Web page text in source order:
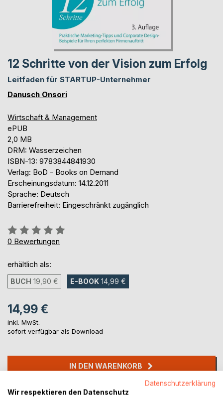
12 Schritte von der Vision zum Erfolg
Leitfaden für STARTUP-Unternehmer
Danusch Onsori
Wirtschaft & Management
ePUB
2,0 MB
DRM: Wasserzeichen
ISBN-13: 9783844841930
Verlag: BoD - Books on Demand
Erscheinungsdatum: 14.12.2011
Sprache: Deutsch
Barrierefreiheit: Eingeschränkt zugänglich
Bewertung::
0%
0 Bewertungen
erhältlich als:
BUCH 19,90 € E-BOOK 14,99 €
14,99 €
inkl. MwSt.
sofort verfügbar als Download
IN DEN WARENKORB
Auf die Merkliste
Datenschutzerklärung
Wir respektieren den Datenschutz